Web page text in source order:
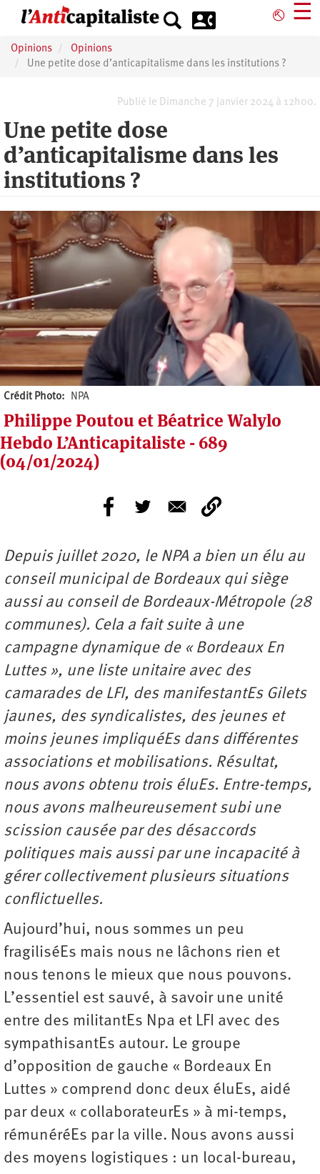
principal
⎋ ☰
Opinions
Opinions
Une petite dose d’anticapitalisme dans les institutions ?
Publié le Dimanche 7 janvier 2024 à 12h00.
Une petite dose
d’anticapitalisme dans les
institutions ?
Crédit Photo NPA
Philippe Poutou et Béatrice Walylo
Hebdo L’Anticapitaliste - 689
(04/01/2024)
Depuis juillet 2020, le NPA a bien un élu au
conseil municipal de Bordeaux qui siège
aussi au conseil de Bordeaux-Métropole (28
communes). Cela a fait suite à une
campagne dynamique de « Bordeaux En
Luttes », une liste unitaire avec des
camarades de LFI, des manifestantEs Gilets
jaunes, des syndicalistes, des jeunes et
moins jeunes impliquéEs dans différentes
associations et mobilisations. Résultat,
nous avons obtenu trois éluEs. Entre-temps,
nous avons malheureusement subi une
scission causée par des désaccords
politiques mais aussi par une incapacité à
gérer collectivement plusieurs situations
conflictuelles.
Aujourd’hui, nous sommes un peu
fragiliséEs mais nous ne lâchons rien et
nous tenons le mieux que nous pouvons.
L’essentiel est sauvé, à savoir une unité
entre des militantEs Npa et LFI avec des
sympathisantEs autour. Le groupe
d’opposition de gauche « Bordeaux En
Luttes » comprend donc deux éluEs, aidé
par deux « collaborateurEs » à mi-temps,
rémunéréEs par la ville. Nous avons aussi
des moyens logistiques : un local-bureau,